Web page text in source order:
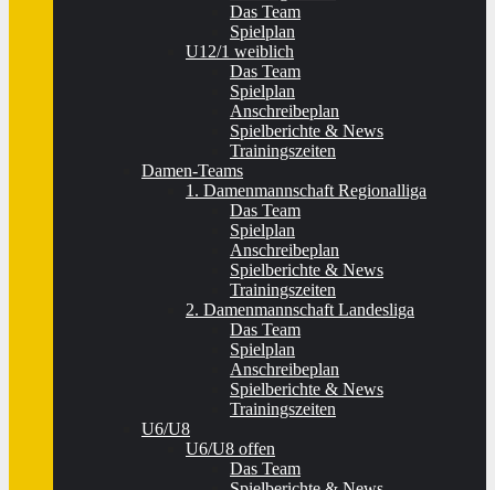
Das Team
Spielplan
U12/1 weiblich
Das Team
Spielplan
Anschreibeplan
Spielberichte & News
Trainingszeiten
Damen-Teams
1. Damenmannschaft Regionalliga
Das Team
Spielplan
Anschreibeplan
Spielberichte & News
Trainingszeiten
2. Damenmannschaft Landesliga
Das Team
Spielplan
Anschreibeplan
Spielberichte & News
Trainingszeiten
U6/U8
U6/U8 offen
Das Team